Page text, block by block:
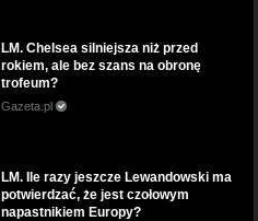
LM. Chelsea silniejsza niż przed
rokiem, ale bez szans na obronę
trofeum?
Gazeta.pl
LM. Ile razy jeszcze Lewandowski ma
potwierdzać, że jest czołowym
napastnikiem Europy?